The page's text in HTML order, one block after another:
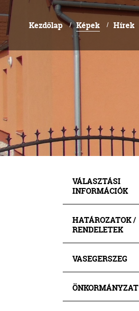
Kezdőlap / Képek / Hírek
VÁLASZTÁSI
INFORMÁCIÓK
HATÁROZATOK /
RENDELETEK
VASEGERSZEG
ÖNKORMÁNYZAT